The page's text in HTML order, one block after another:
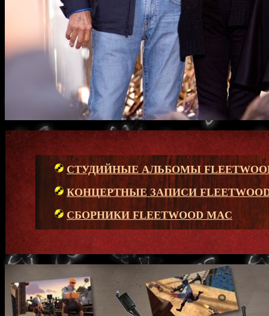
СТУДИЙНЫЕ АЛЬБОМЫ
КОНЦЕРТНЫЕ ЗАПИСИ
СБОРНИКИ FLEETWOOD MAC